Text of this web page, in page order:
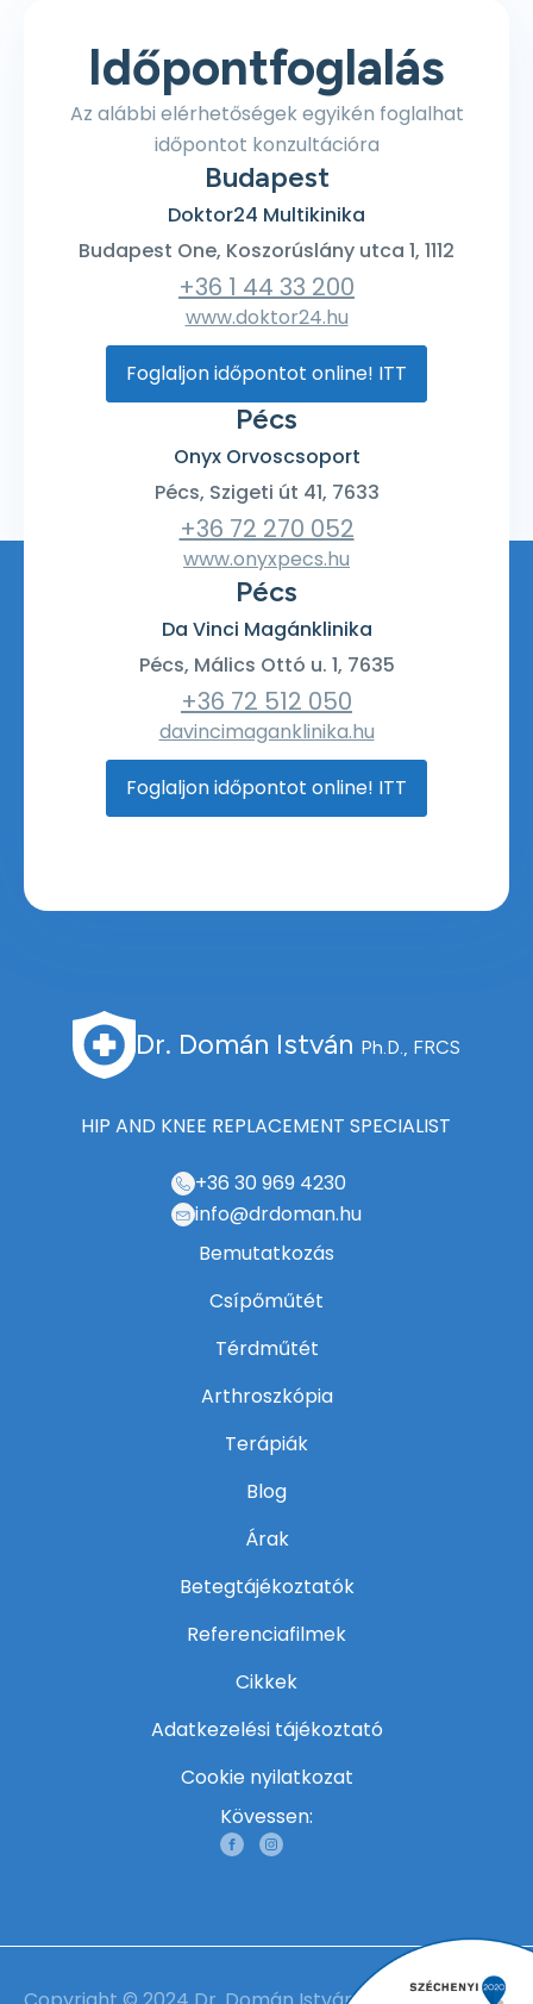
Időpontfoglalás
Az alábbi elérhetőségek egyikén foglalhat
időpontot konzultációra
Budapest
Doktor24 Multikinika
Budapest One, Koszorúslány utca 1, 1112
+36 1 44 33 200
www.doktor24.hu
Foglaljon időpontot online! ITT
Pécs
Onyx Orvoscsoport
Pécs, Szigeti út 41, 7633
+36 72 270 052
www.onyxpecs.hu
Pécs
Da Vinci Magánklinika
Pécs, Málics Ottó u. 1, 7635
+36 72 512 050
davincimaganklinika.hu
Foglaljon időpontot online! ITT
Dr. Domán István Ph.D., FRCS
HIP AND KNEE REPLACEMENT SPECIALIST
+36 30 969 4230
info@drdoman.hu
Bemutatkozás
Csípőműtét
Térdműtét
Arthroszkópia
Terápiák
Blog
Árak
Betegtájékoztatók
Referenciafilmek
Cikkek
Adatkezelési tájékoztató
Cookie nyilatkozat
Kövessen: